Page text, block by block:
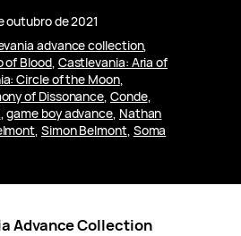
outubro de 2021
advance collection
of Blood, Castlevania: Aria of
Circle of the Moon
of Dissonance, Conde
, game boy advance, Nathan
, Simon Belmont, Soma
Advance Collection